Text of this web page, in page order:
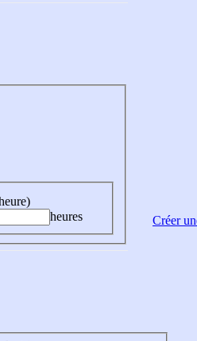
heures
Créer